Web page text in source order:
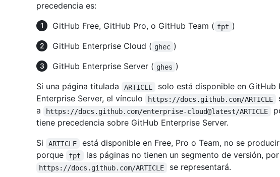
precedencia es:
GitHub Free, GitHub Pro, o GitHub Team ( fpt )
GitHub Enterprise Cloud ( ghec )
GitHub Enterprise Server ( ghes )
Si una página titulada
ARTICLE
solo está disponible en GitHub
Enterprise Server, el vínculo
https://docs.github.com/ARTICLE
a
https://docs.github.com/enterprise-cloud@latest/ARTICLE
tiene precedencia sobre GitHub Enterprise Server.
Si
ARTICLE
está disponible en Free, Pro o Team, no se
porque
fpt las páginas no tienen un segmento de versión,
https://docs.github.com/ARTICLE se representará.